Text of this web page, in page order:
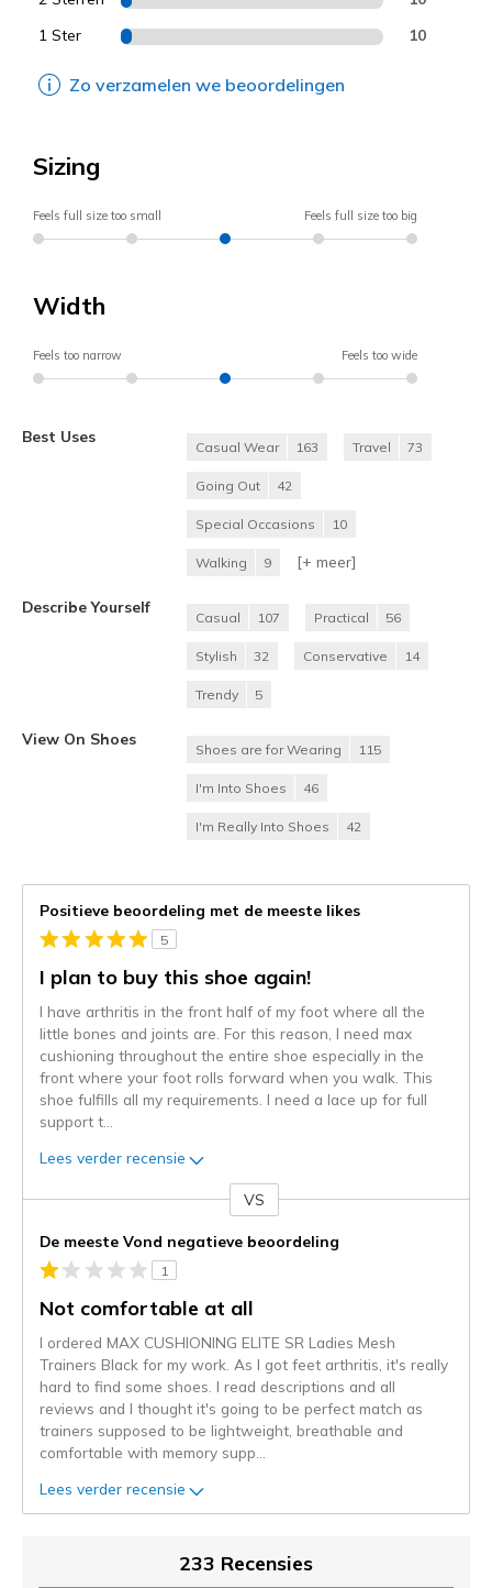
1 Ster 10
Zo verzamelen we beoordelingen
Sizing
Feels full size too small Feels full size too big
Width
Feels too narrow Feels too wide
Best Uses
Casual Wear 163 Travel 73
Going Out 42
Special Occasions 10
Walking 9 [+ meer]
Describe Yourself
Casual 107 Practical 56
Stylish 32 Conservative 14
Trendy 5
View On Shoes
Shoes are for Wearing 115
I'm Into Shoes 46
I'm Really Into Shoes 42
Positieve beoordeling met de meeste likes
5
I plan to buy this shoe again!
I have arthritis in the front half of my foot where all the
little bones and joints are. For this reason, I need max
cushioning throughout the entire shoe especially in the
front where your foot rolls forward when you walk. This
shoe fulfills all my requirements. I need a lace up for full
support t
Lees verder recensie
content
wordt
momenteel
gemigreerd
de
niejee
page_id.
kunt
status
van
VS
De meeste Vond negatieve beoordeling
1
Not comfortable at all
I ordered MAX CUSHIONING ELITE SR Ladies Mesh
Trainers Black for my work. As I got feet arthritis, it's really
hard to find some shoes. I read descriptions and all
reviews and I thought it's going to be perfect match as
trainers supposed to be lightweight, breathable and
comfortable with memory supp
Lees verder recensie
233 Recensies